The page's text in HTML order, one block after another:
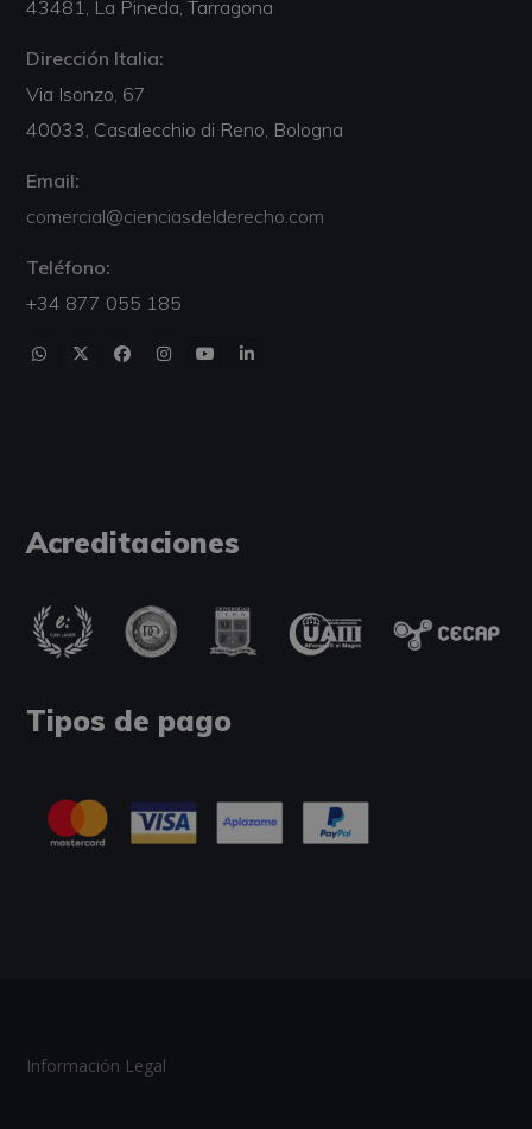
43481, La Pineda, Tarragona
Dirección Italia:
Via Isonzo, 67
40033, Casalecchio di Reno, Bologna
Email:
comercial@cienciasdelderecho.com
Teléfono:
+34 877 055 185
Acreditaciones
Tipos de pago
Información Legal